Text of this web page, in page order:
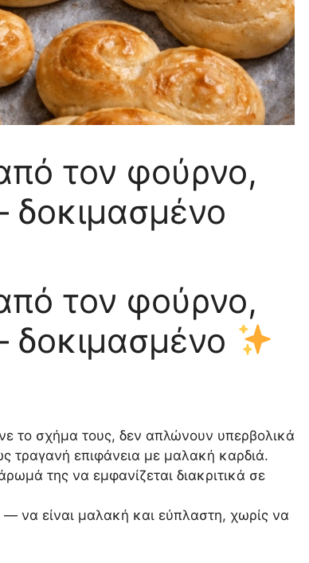
τον φούρνο,
δοκιμασμένο
τον φούρνο,
δοκιμασμένο
το σχήμα τους, δεν απλώνουν υπερβολικά
τραγανή επιφάνεια με μαλακή καρδιά.
της να εμφανίζεται διακριτικά σε
να είναι μαλακή και εύπλαστη, χωρίς να